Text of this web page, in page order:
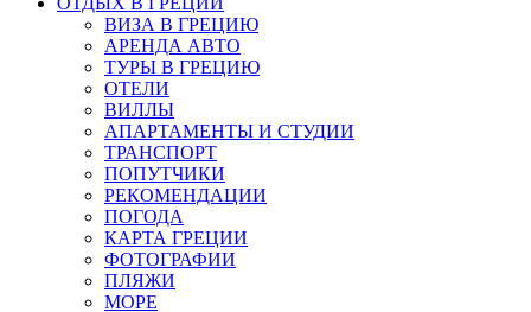
ВИЗА В ГРЕЦИЮ
АРЕНДА АВТО
ТУРЫ В ГРЕЦИЮ
ОТЕЛИ
ВИЛЛЫ
АПАРТАМЕНТЫ И СТУДИИ
ТРАНСПОРТ
ПОПУТЧИКИ
РЕКОМЕНДАЦИИ
ПОГОДА
КАРТА ГРЕЦИИ
ФОТОГРАФИИ
ПЛЯЖИ
МОРЕ